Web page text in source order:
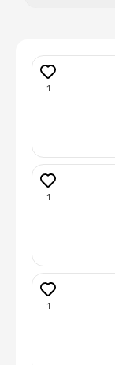
1
1
1